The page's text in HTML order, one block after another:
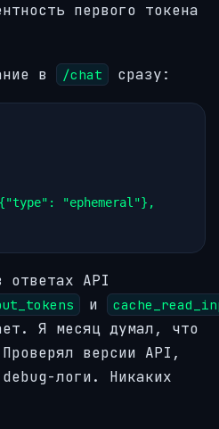
первого токена
в /chat сразу:
"type" : "ephemeral"},
ответах API
и
Я месяц думал, что
версии API,
логи. Никаких